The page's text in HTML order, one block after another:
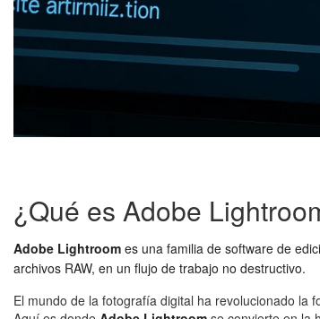
¿Qué es Adobe
Adobe Lightroom es una familia de software de
archivos RAW, en un flujo de trabajo no destructivo.
El mundo de la fotografía digital ha revolucionado la